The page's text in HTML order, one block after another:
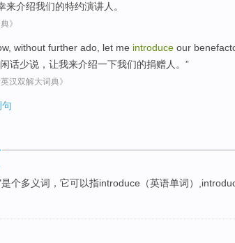
来介绍我们的特约演讲人。
》
, without further ado, let me introduce our
闲话少说， 让我来介绍一下我们的捐赠人。”
英汉双解大词典》
个多义词，它可以指introduce（英语单词）